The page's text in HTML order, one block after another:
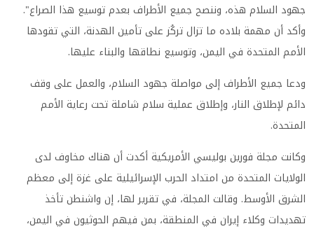
جهود السلام هذه، وننصح جميع الأطراف بعدم توسيع هذا الصراع".
وأكد أن مهمة بلاده ما تزال تركُز على تأمين الهدنة، التي تقودها
الأمم المتحدة في اليمن، وتوسيع نطاقها والبناء عليها.
ودعا جميع الأطراف إلى مواصلة جهود السلام، والعمل على وقف
دائم لإطلاق النار، وإطلاق عملية سلام شاملة تحت رعاية الأمم
المتحدة.
وكانت مجلة فورين بوليسي الأمريكية أكدت أن هناك مخاوف لدى
الولايات المتحدة من امتداد الحرب الإسرائيلية على غزة إلى معظم
الشرق الأوسط. وقالت المجلة، في تقرير لها، إن واشنطن تأخذ
تهديدات وكلاء إيران في المنطقة، بمن فيهم الحوثيون في اليمن،